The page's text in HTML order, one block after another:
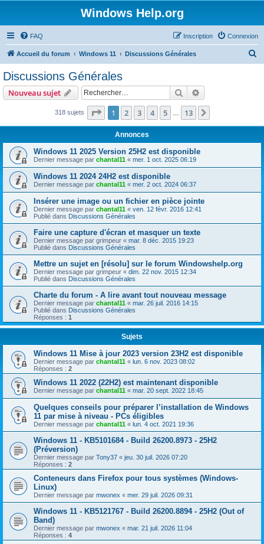
Windows Help.org
FAQ Connexion
Inscription
Accueil du forum Windows 11 Discussions Générales
e
Discussions Générales
Nouveau sujet Rechercher
318 sujets Page 1sur13
1 2 3 4 5 13
Annonces
Windows 11 2025 Version 25H2 est disponible
Dernier message par chantal11 « mer. 1 oct. 2025 06:19
Windows 11 2024 24H2 est disponible
Dernier message par chantal11 « mer. 2 oct. 2024 06:37
Insérer une image ou un fichier en pièce jointe
Dernier message par chantal11 « ven. 12 févr. 2016 12:41
Publié dans Discussions Générales
Faire une capture d'écran et masquer un texte
Dernier message par grimpeur « mar. 8 déc. 2015 19:23
Publié dans Discussions Générales
Mettre un sujet en [résolu] sur le forum Windowshelp.org
Dernier message par grimpeur « dim. 22 nov. 2015 12:34
Publié dans Discussions Générales
Charte du forum - A lire avant tout nouveau message
Dernier message par chantal11 « mar. 26 juil. 2016 14:15
Publié dans Discussions Générales
Réponses : 1
Sujets
Windows 11 Mise à jour 2023 version 23H2 est disponible
Dernier message par chantal11 « lun. 6 nov. 2023 08:02
Réponses : 2
Windows 11 2022 (22H2) est maintenant disponible
Dernier message par chantal11 « mar. 20 sept. 2022 18:45
Quelques conseils pour préparer l’installation de Windows
11 par mise à niveau - PCs éligibles
Dernier message par chantal11 « lun. 4 oct. 2021 19:36
Windows 11 - KB5101684 - Build 26200.8973 - 25H2
(Préversion)
Dernier message par Tony37 « jeu. 30 juil. 2026 07:20
Réponses : 2
Conteneurs dans Firefox pour tous systèmes (Windows-
Linux)
Dernier message par mwonex « mer. 29 juil. 2026 09:31
Windows 11 - KB5121767 - Build 26200.8894 - 25H2 (Out of
Band)
Dernier message par mwonex « mar. 21 juil. 2026 11:04
Réponses : 4